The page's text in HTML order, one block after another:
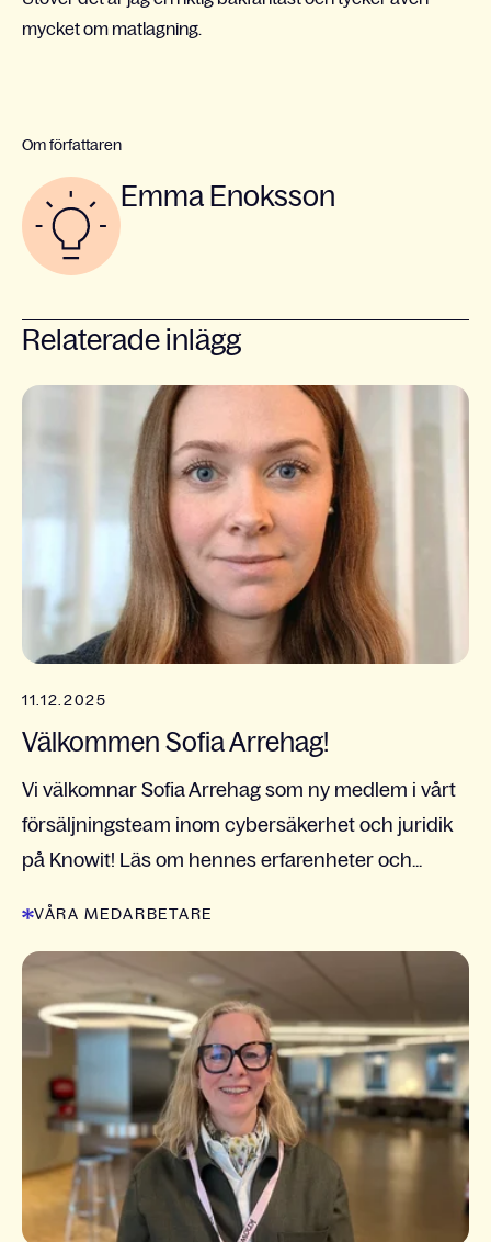
mycket om matlagning.
Om författaren
Emma Enoksson
Relaterade inlägg
11.12.2025
Välkommen Sofia Arrehag!
Vi välkomnar Sofia Arrehag som ny medlem i vårt
försäljningsteam inom cybersäkerhet och juridik
på Knowit! Läs om hennes erfarenheter och...
VÅRA MEDARBETARE